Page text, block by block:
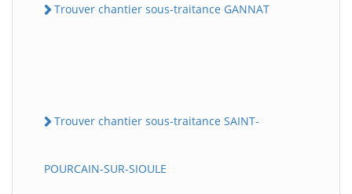
Trouver chantier sous-traitance GANNAT
Trouver chantier sous-traitance SAINT-
POURCAIN-SUR-SIOULE